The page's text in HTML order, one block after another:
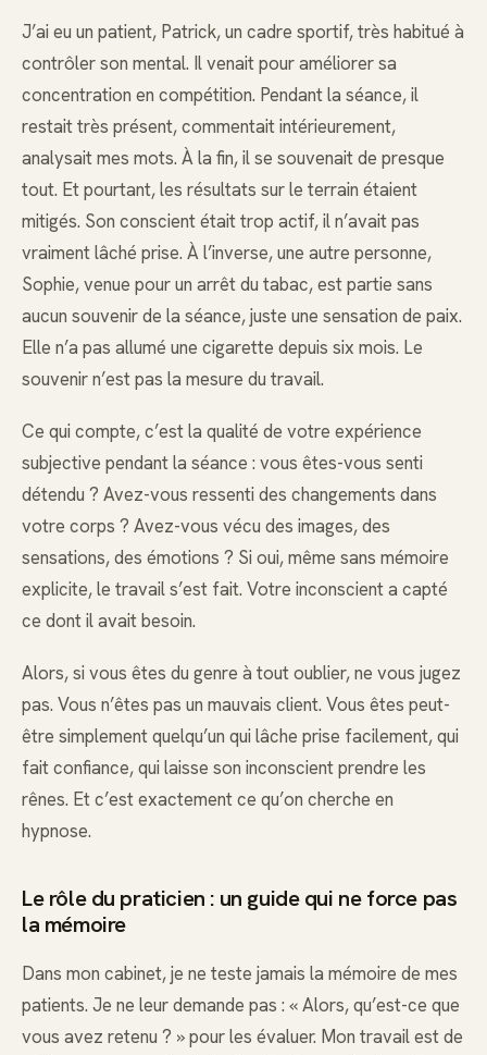
J’ai eu un patient, Patrick, un cadre sportif, très habitué à
contrôler son mental. Il venait pour améliorer sa
concentration en compétition. Pendant la séance, il
restait très présent, commentait intérieurement,
analysait mes mots. À la fin, il se souvenait de presque
tout. Et pourtant, les résultats sur le terrain étaient
mitigés. Son conscient était trop actif, il n’avait pas
vraiment lâché prise. À l’inverse, une autre personne,
Sophie, venue pour un arrêt du tabac, est partie sans
aucun souvenir de la séance, juste une sensation de paix.
Elle n’a pas allumé une cigarette depuis six mois. Le
souvenir n’est pas la mesure du travail.
Ce qui compte, c’est la qualité de votre expérience
subjective pendant la séance : vous êtes-vous senti
détendu ? Avez-vous ressenti des changements dans
votre corps ? Avez-vous vécu des images, des
sensations, des émotions ? Si oui, même sans mémoire
explicite, le travail s’est fait. Votre inconscient a capté
ce dont il avait besoin.
Alors, si vous êtes du genre à tout oublier, ne vous jugez
pas. Vous n’êtes pas un mauvais client. Vous êtes peut-
être simplement quelqu’un qui lâche prise facilement, qui
fait confiance, qui laisse son inconscient prendre les
rênes. Et c’est exactement ce qu’on cherche en
hypnose.
Le rôle du praticien : un guide qui ne force pas
la mémoire
Dans mon cabinet, je ne teste jamais la mémoire de mes
patients. Je ne leur demande pas : « Alors, qu’est-ce que
vous avez retenu ? » pour les évaluer. Mon travail est de